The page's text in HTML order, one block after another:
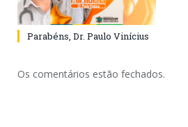
Parabéns, Dr. Paulo Vinícius
Os comentários estão fechados.